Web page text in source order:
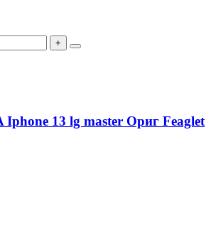
+
Iphone 13 lg master Ориг Feaglet